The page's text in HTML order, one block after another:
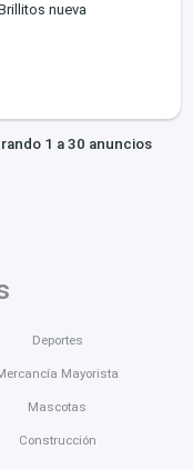
nueva
1 a 30 anuncios
Deportes
Mayorista
Mascotas
Construcción